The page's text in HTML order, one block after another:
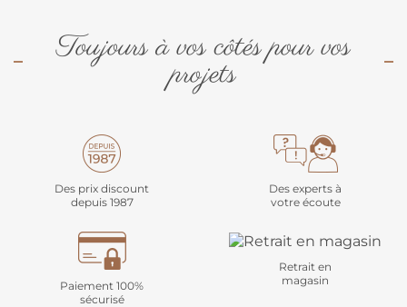
Toujours à vos côtés pour vos
projets
Des prix discount
depuis 1987
Des experts à
votre écoute
Paiement 100%
sécurisé
Retrait en
magasin